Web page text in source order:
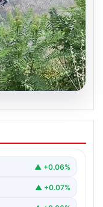
döve
Yaratan▲ +0.06%
▲ +0.07%